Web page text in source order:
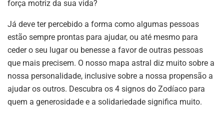
força motriz da sua vida?
Já deve ter percebido a forma como algumas pessoas
estão sempre prontas para ajudar, ou até mesmo para
ceder o seu lugar ou benesse a favor de outras pessoas
que mais precisem. O nosso mapa astral diz muito sobre a
nossa personalidade, inclusive sobre a nossa propensão a
ajudar os outros. Descubra os 4 signos do Zodíaco para
quem a generosidade e a solidariedade significa muito.